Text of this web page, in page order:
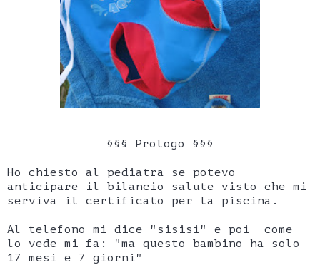
§§§ Prologo §§§
Ho chiesto al pediatra se potevo
anticipare il bilancio salute visto che mi
serviva il certificato per la piscina.
Al telefono mi dice "sisisi" e poi come
lo vede mi fa: "ma questo bambino ha solo
17 mesi e 7 giorni"